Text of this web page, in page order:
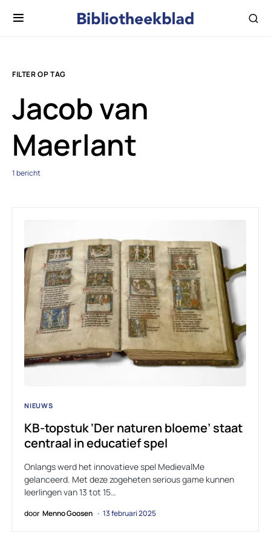
FILTER OP TAG
Jacob van
Maerlant
1 bericht
NIEUWS
KB-topstuk ‘Der naturen bloeme’ staat
centraal in educatief spel
Onlangs werd het innovatieve spel MedievalMe
gelanceerd. Met deze zogeheten serious game kunnen
leerlingen van 13 tot 15…
door Menno Goosen 13 februari 2025